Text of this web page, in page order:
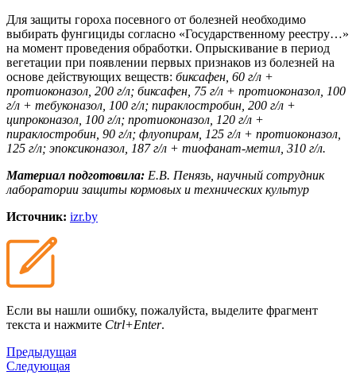
Для защиты гороха посевного от болезней необходимо
выбирать фунгициды согласно «Государственному реестру…»
на момент проведения обработки. Опрыскивание в период
вегетации при появлении первых признаков из болезней на
основе действующих веществ: биксафен, 60 г/л +
протиоконазол, 200 г/л; биксафен, 75 г/л + протиоконазол, 100
г/л + тебуконазол, 100 г/л; пираклостробин, 200 г/л +
ципроконазол, 100 г/л; протиоконазол, 120 г/л +
пираклостробин, 90 г/л; флуопирам, 125 г/л + протиоконазол,
125 г/л; эпоксиконазол, 187 г/л + тиофанат-метил, 310 г/л.
Материал подготовила: Е.В. Пенязь, научный сотрудник
лаборатории защиты кормовых и технических культур
Источник: izr.by
Если вы нашли ошибку, пожалуйста, выделите фрагмент
текста и нажмите Ctrl+Enter.
Предыдущая
Следующая